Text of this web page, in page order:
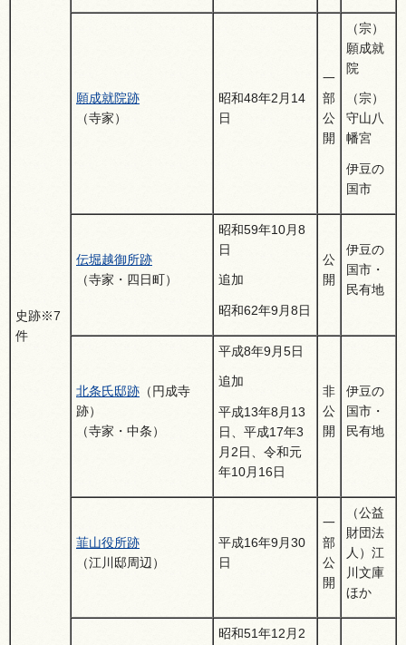
史跡※7
件
願成就院跡
（寺家）
昭和48年2月14
日
一
部
公
開
（宗）
願成就
院
（宗）
守山八
幡宮
伊豆の
国市
伝堀越御所跡
（寺家・四日町）
昭和59年10月8
日
追加
昭和62年9月8日
公
開
伊豆の
国市・
民有地
北条氏邸跡 （円成寺
跡）
（寺家・中条）
平成8年9月5日
追加
平成13年8月13
日、平成17年3
月2日、令和元
年10月16日
非
公
開
伊豆の
国市・
民有地
韮山役所跡
（江川邸周辺）
平成16年9月30
日
一
部
公
開
（公益
財団法
人）江
川文庫
ほか
昭和51年12月2